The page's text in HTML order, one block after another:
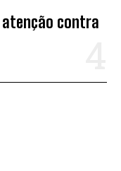
atenção contra